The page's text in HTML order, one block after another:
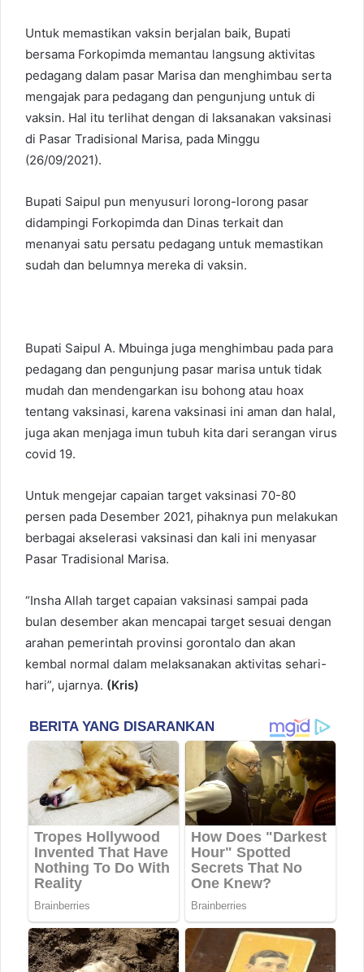
Untuk memastikan vaksin berjalan baik, Bupati
bersama Forkopimda memantau langsung aktivitas
pedagang dalam pasar Marisa dan menghimbau serta
mengajak para pedagang dan pengunjung untuk di
vaksin. Hal itu terlihat dengan di laksanakan vaksinasi
di Pasar Tradisional Marisa, pada Minggu
(26/09/2021).
Bupati Saipul pun menyusuri lorong-lorong pasar
didampingi Forkopimda dan Dinas terkait dan
menanyai satu persatu pedagang untuk memastikan
sudah dan belumnya mereka di vaksin.
Bupati Saipul A. Mbuinga juga menghimbau pada para
pedagang dan pengunjung pasar marisa untuk tidak
mudah dan mendengarkan isu bohong atau hoax
tentang vaksinasi, karena vaksinasi ini aman dan halal,
juga akan menjaga imun tubuh kita dari serangan virus
covid 19.
Untuk mengejar capaian target vaksinasi 70-80
persen pada Desember 2021, pihaknya pun melakukan
berbagai akselerasi vaksinasi dan kali ini menyasar
Pasar Tradisional Marisa.
“Insha Allah target capaian vaksinasi sampai pada
bulan desember akan mencapai target sesuai dengan
arahan pemerintah provinsi gorontalo dan akan
kembal normal dalam melaksanakan aktivitas sehari-
hari”, ujarnya. (Kris)